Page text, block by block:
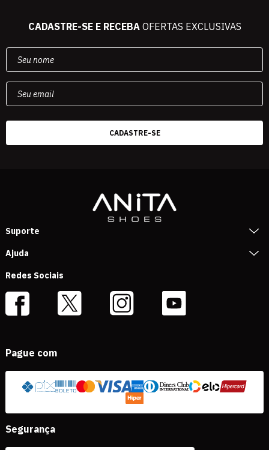
CADASTRE-SE E RECEBAOFERTAS EXCLUSIVAS
Suporte
Ajuda
Redes Sociais
Pague com
Segurança